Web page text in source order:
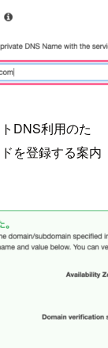
DNS利用のた
を登録する案内